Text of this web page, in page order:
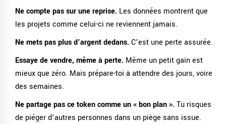
Ne compte pas sur une reprise. Les données montrent que
les projets comme celui-ci ne reviennent jamais.
Ne mets pas plus d’argent dedans. C’est une perte assurée.
Essaye de vendre, même à perte. Même un petit gain est
mieux que zéro. Mais prépare-toi à attendre des jours, voire
des semaines.
Ne partage pas ce token comme un « bon plan ». Tu risques
de piéger d’autres personnes dans un piège sans issue.